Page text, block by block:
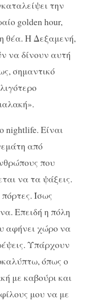
την
golden hour,
θέα. Η Δεξαμενή,
να δίνουν αυτή
σημαντικό
nightlife. Είναι
από
που
να τα ψάξεις.
Ίσως
Επειδή η πόλη
αφήνει χώρο να
Υπάρχουν
όπως ο
με καβούρι και
μου να με